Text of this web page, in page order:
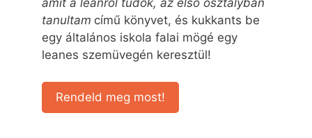
amit a leanről tudok, az első osztályban
tanultam című könyvet, és kukkants be
egy általános iskola falai mögé egy
leanes szemüvegén keresztül!
Rendeld meg most!